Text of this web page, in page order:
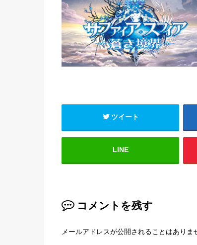
ツイート
LINE
コメントを残す
メールアドレスが公開されることはありま